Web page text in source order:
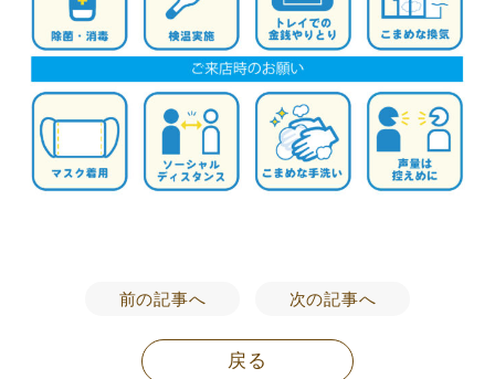
前の記事へ 次の記事へ
戻る